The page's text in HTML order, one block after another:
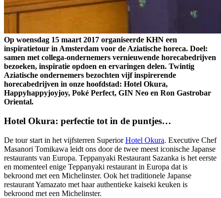
Op woensdag 15 maart 2017 organiseerde KHN een
inspiratietour in Amsterdam voor de Aziatische horeca. Doel:
samen met collega-ondernemers vernieuwende horecabedrijven
bezoeken, inspiratie opdoen en ervaringen delen. Twintig
Aziatische ondernemers bezochten vijf inspirerende
horecabedrijven in onze hoofdstad: Hotel Okura,
Happyhappyjoyjoy, Poké Perfect, GIN Neo en Ron Gastrobar
Oriental.
Hotel Okura: perfectie tot in de puntjes…
De tour start in het vijfsterren SuperiorHotel Okura. Executive Chef
Masanori Tomikawa leidt ons door de twee meest iconische Japanse
restaurants van Europa. Teppanyaki Restaurant Sazanka is het eerste
en momenteel enige Teppanyaki restaurant in Europa dat is
bekroond met een Michelinster. Ook het traditionele Japanse
restaurant Yamazato met haar authentieke kaiseki keuken is
bekroond met een Michelinster.